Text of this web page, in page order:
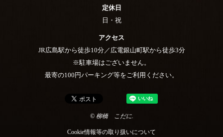
定休日
日・祝
アクセス
JR広島駅から徒歩10分／広電銀山町駅から徒歩3分
※駐車場はございません。
最寄の100円パーキング等をご利用ください。
© 柳橋 こだに.
Cookie情報等の取り扱いについて